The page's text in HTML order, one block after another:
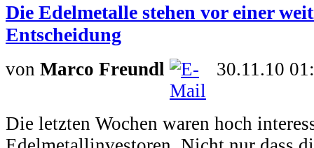
Die Edelmetalle stehen vor einer
Entscheidung
von Marco Freundl 30.11.10
Die letzten Wochen waren hoch